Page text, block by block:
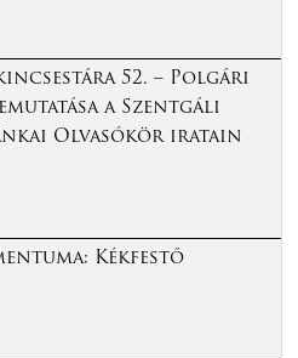
52. – Polgári
a Szentgáli
Olvasókör iratain
Kékfestő